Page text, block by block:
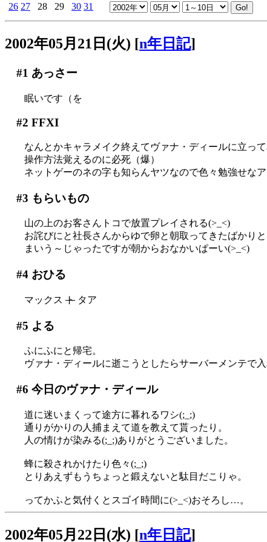
26 27 28 29 30 31
2002年05月21日(火) [n年日記]
#1 あっさー
眠いです（を
#2 FFXI
なんとかキャラメイク終えてヴァナ・ディールに立って
操作方法覚えるのに必死（爆）
ネットゲーのネの字も知らんヤツなので色々勉強せな
#3 もらいもの
山の上のお客さんトコで放置プレイされる(>_<)
お詫びにと社長さんからゆで卵と朝取ってきたばかり
まいう～じゃったですが朝からおなかいぱーい(>_<)
#4おひる
マックス ト タア
#5 よる
ふにふにと帰宅。
ヴァナ・ディールに逝こうとしたらサーバーメンテで
#6 今日のヴァナ・ディール
道に迷いまくって途方に暮れるワシ(;_;)
通りがかりの人捕まえて道を教えて貰ったり。
人の情けが染みる(;_;)ありがとうございました。
蜂に殺されかけたり色々(;_;)
とりあえずもうちょっと鍛えないと駄目だこりゃ。
ってかふと気付くとスゴイ時間に(>_<)おそろし…。
2002年05月22日(水) [n年日記]